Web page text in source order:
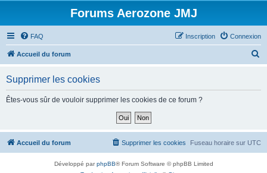
Forums Aerozone JMJ
FAQ Connexion
Inscription
Accueil du forum
h
Supprimer les cookies
Êtes-vous sûr de vouloir supprimer les cookies de ce forum ?
Accueil du forum Fuseau horaire sur UTC
Supprimer les cookies
Développé parphpBB® Forum Software © phpBB Limited